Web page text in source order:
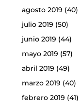
agosto 2019 (40)
julio 2019 (50)
junio 2019 (44)
mayo 2019 (57)
abril 2019 (49)
marzo 2019 (40)
febrero 2019 (41)